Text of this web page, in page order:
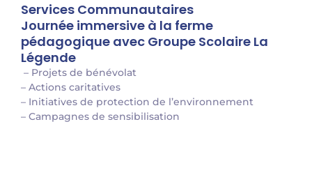
Services Communautaires
Journée immersive à la ferme
pédagogique avec Groupe Scolaire La
Légende
– Projets de bénévolat
– Actions caritatives
– Initiatives de protection de l’environnement
– Campagnes de sensibilisation